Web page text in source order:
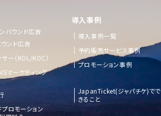
バウンド広告
ンド広告
ー（KOL/KOC）
マーケティング
ロモーション
導入事例
導入事例一覧
予約販売サービス事例
プロモーション事例
JapanTicket(ジャパチケ)でで
きること